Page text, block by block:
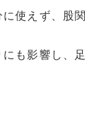
使えず、股
も影響し、